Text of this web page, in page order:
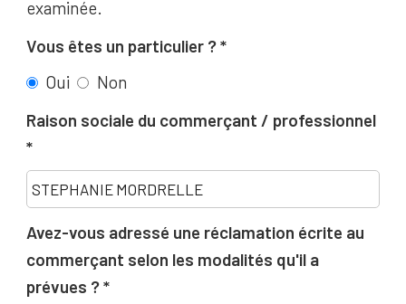
examinée.
Vous êtes un particulier ?
Oui
Non
Raison sociale du commerçant / professionnel
Avez-vous adressé une réclamation écrite au
commerçant selon les modalités qu'il a
prévues ?